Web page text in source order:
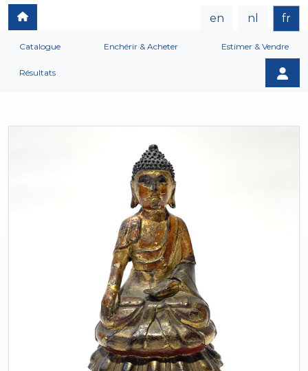
en nl fr
Catalogue Enchérir & Acheter Estimer & Vendre
Résultats